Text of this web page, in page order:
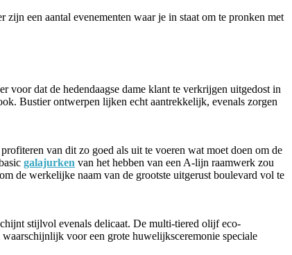
een aantal evenementen waar je in staat om te pronken met
voor dat de hedendaagse dame klant te verkrijgen uitgedost in
Bustier ontwerpen lijken echt aantrekkelijk, evenals zorgen
van dit zo goed als uit te voeren wat moet doen om de
galajurken van het hebben van een A-lijn raamwerk zou
de werkelijke naam van de grootste uitgerust boulevard vol te
stijlvol evenals delicaat. De multi-tiered olijf eco-
voor een grote huwelijksceremonie speciale